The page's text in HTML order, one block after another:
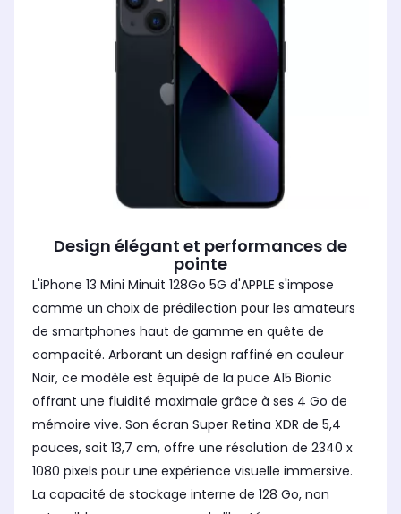
Design élégant et performances de
pointe
L'iPhone 13 Mini Minuit 128Go 5G d'APPLE s'impose
comme un choix de prédilection pour les amateurs
de smartphones haut de gamme en quête de
compacité. Arborant un design raffiné en couleur
Noir, ce modèle est équipé de la puce A15 Bionic
offrant une fluidité maximale grâce à ses 4 Go de
mémoire vive. Son écran Super Retina XDR de 5,4
pouces, soit 13,7 cm, offre une résolution de 2340 x
1080 pixels pour une expérience visuelle immersive.
La capacité de stockage interne de 128 Go, non